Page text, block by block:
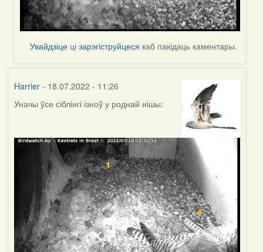
Увайдзіце цізарэгіструйцеся каб пакідаць каментары.
Harrier- 18.07.2022 - 11:26
Уначы ўсе сіблінгі ізноў у роднай нішы: